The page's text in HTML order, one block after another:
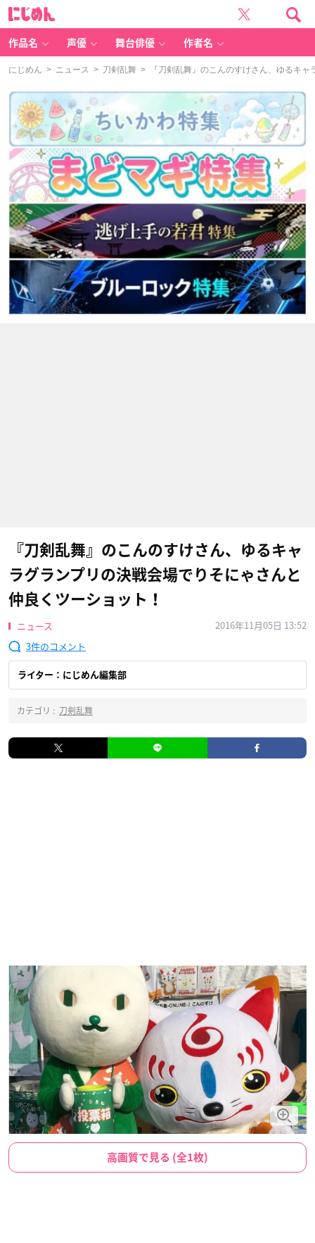
作品名 声優 舞台俳優 作者名
にじめん > ニュース > 刀剣乱舞 > 『刀剣乱舞』のこんのすけさん、ゆるキャ
『刀剣乱舞』のこんのすけさん、ゆるキャ
ラグランプリの決戦会場でりそにゃさんと
仲良くツーショット！
ニュース
2016年11月05日 13:52
3
ライター：にじめん編集部
カテゴリ : 刀剣乱舞
高画質で見る (全1枚)